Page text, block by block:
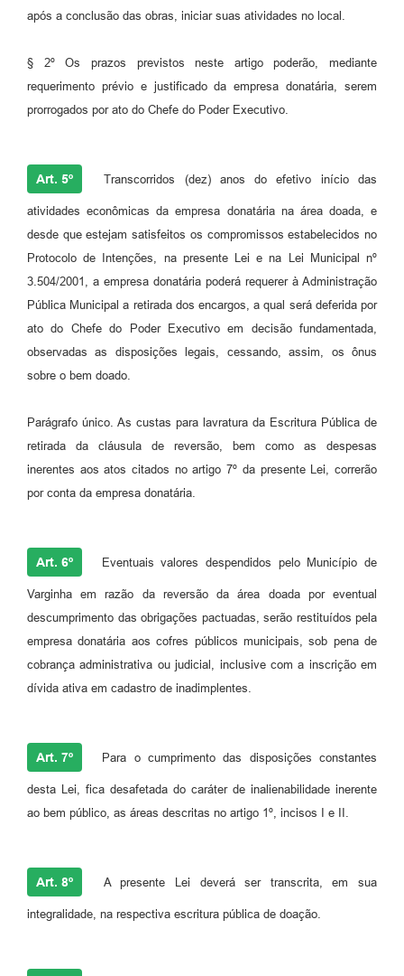
após a conclusão das obras, iniciar suas atividades no local.
§ 2º Os prazos previstos neste artigo poderão, mediante
requerimento prévio e justificado da empresa donatária, serem
prorrogados por ato do Chefe do Poder Executivo.
Art. 5º Transcorridos (dez) anos do efetivo início das
atividades econômicas da empresa donatária na área doada, e
desde que estejam satisfeitos os compromissos estabelecidos no
Protocolo de Intenções, na presente Lei e na Lei Municipal nº
3.504/2001, a empresa donatária poderá requerer à Administração
Pública Municipal a retirada dos encargos, a qual será deferida por
ato do Chefe do Poder Executivo em decisão fundamentada,
observadas as disposições legais, cessando, assim, os ônus
sobre o bem doado.
Parágrafo único. As custas para lavratura da Escritura Pública de
retirada da cláusula de reversão, bem como as despesas
inerentes aos atos citados no artigo 7º da presente Lei, correrão
por conta da empresa donatária.
Art. 6º Eventuais valores despendidos pelo Município de
Varginha em razão da reversão da área doada por eventual
descumprimento das obrigações pactuadas, serão restituídos pela
empresa donatária aos cofres públicos municipais, sob pena de
cobrança administrativa ou judicial, inclusive com a inscrição em
dívida ativa em cadastro de inadimplentes.
Art. 7º Para o cumprimento das disposições constantes
desta Lei, fica desafetada do caráter de inalienabilidade inerente
ao bem público, as áreas descritas no artigo 1º, incisos I e II.
Art. 8º A presente Lei deverá ser transcrita, em sua
integralidade, na respectiva escritura pública de doação.